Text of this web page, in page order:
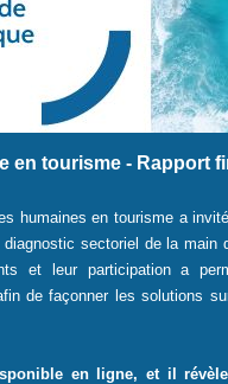
en tourisme - Rapport
humaines en tourisme a
sectoriel de la main
et leur participation a
de façonner les solutions
en ligne, et il